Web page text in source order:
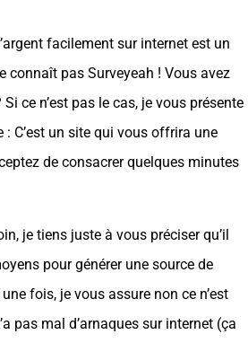
facilement sur internet est un
connaît pas Surveyeah ! Vous avez
ce n’est pas le cas, je vous présente
: C’est un site qui vous offrira une
de consacrer quelques minutes
je tiens juste à vous préciser qu’il
pour générer une source de
fois, je vous assure non ce n’est
pas mal d’arnaques sur internet (ça